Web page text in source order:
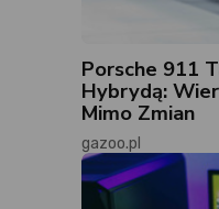
Porsche 911
Hybrydą:
Mimo Zmian
gazoo.pl